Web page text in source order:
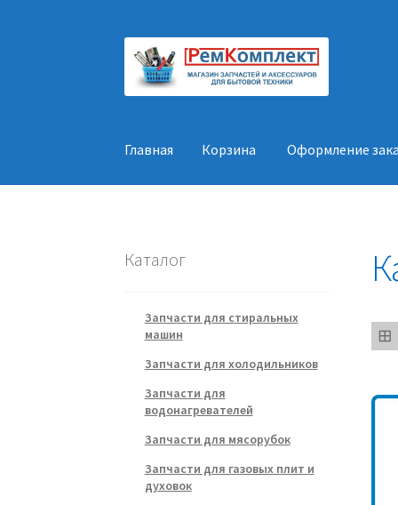
Перейти
навигации
Перейти
содержимому
Главная Корзина Оформление
Каталог
Запчасти для стиральных
машин
Запчасти для холодильников
Запчасти для
водонагревателей
Запчасти для мясорубок
Запчасти для газовых плит и
духовок